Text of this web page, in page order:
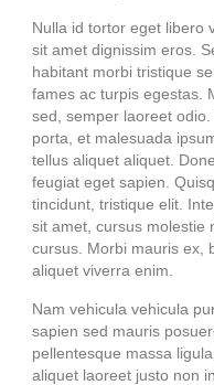
Nulla id tortor eget libero
sit amet dignissim eros.
habitant morbi tristique
fames ac turpis egestas.
sed, semper laoreet
porta, et malesuada
tellus aliquet aliquet.
feugiat eget sapien.
tincidunt, tristique elit.
sit amet, cursus molestie
cursus. Morbi mauris ex,
aliquet viverra enim.
Nam vehicula vehicula
sapien sed mauris
pellentesque massa
aliquet laoreet justo non